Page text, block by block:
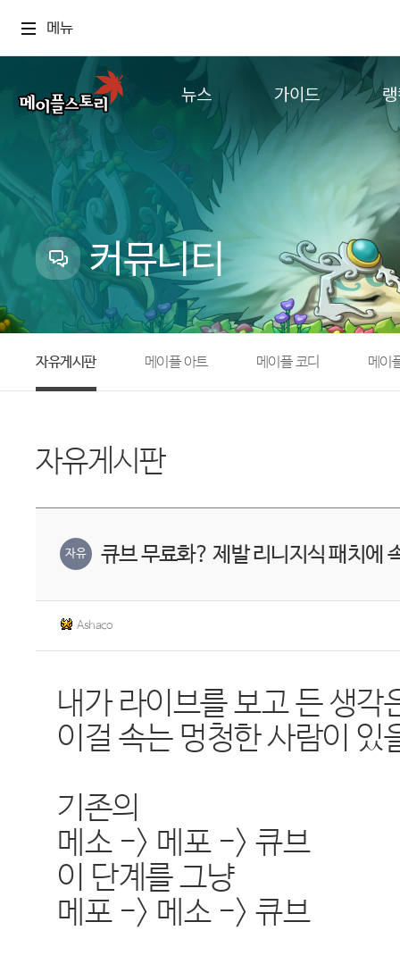
메뉴
뉴스
업데이트
이벤트
캐시샵 공지
메이플 알림판
with maple
가이드
추가정보
컨텐
커뮤니티
자유게시판 메이플 아트 메이플 코디 메이
자유게시판
자유 큐브 무료화? 제발 리니지식 패치에
Ashaco
내가 라이브를 보고 든 생
이걸 속는 멍청한 사람이 있
기존의
메소 -> 메포 -> 큐브
이 단계를 그냥
메포 -> 메소 -> 큐브